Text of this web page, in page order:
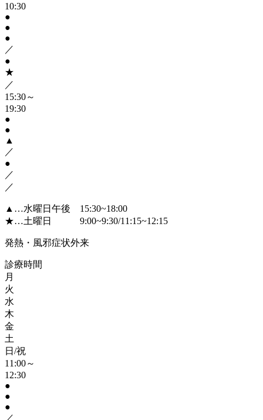
10:30
●
●
●
／
●
★
／
15:30～
19:30
●
●
▲
／
●
／
／
▲ …水曜日午後 15:30~18:00
★…土曜日 9:00~9:30/11:15~12:15
発熱・風邪症状外来
診療時間
月
火
水
木
金
土
日/祝
11:00～
12:30
●
●
●
／